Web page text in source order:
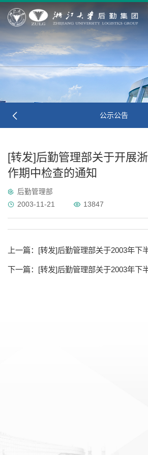
公示公告
[转发]后勤管理部关于开展
作期中检查的通知
后勤管理部
2003-11-21
13847
上一篇： [转发]后勤管理部关于2003年下半年工作期中
下一篇： [转发]后勤管理部关于2003年下半年工作期中